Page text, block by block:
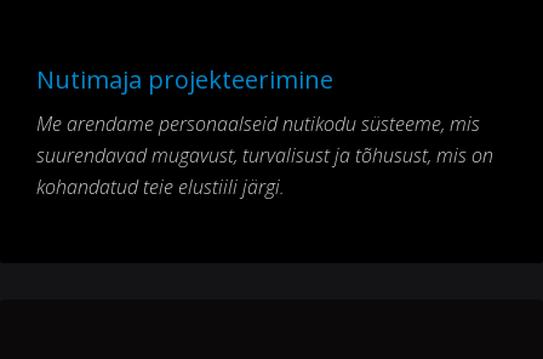
Nutimaja projekteerimine
Me arendame personaalseid nutikodu süsteeme, mis
suurendavad mugavust, turvalisust ja tõhusust, mis on
kohandatud teie elustiili järgi.